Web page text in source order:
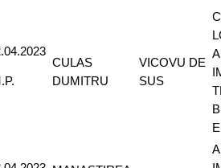
CULAS
DUMITRU
VICOVU DE
SUS